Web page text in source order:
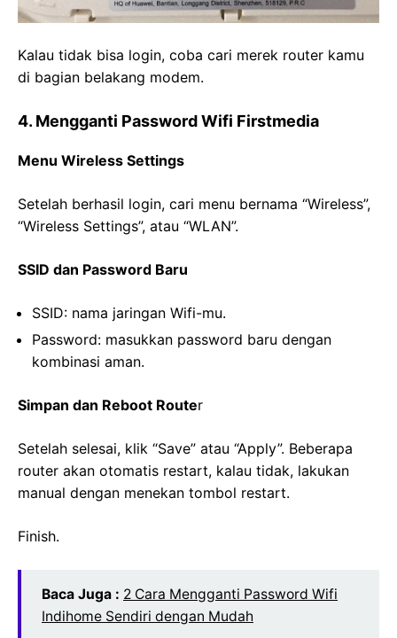
Kalau tidak bisa login, coba cari merek router kamu
di bagian belakang modem.
4. Mengganti Password Wifi Firstmedia
Menu Wireless Settings
Setelah berhasil login, cari menu bernama “Wireless”,
“Wireless Settings”, atau “WLAN”.
SSID dan Password Baru
SSID: nama jaringan Wifi-mu.
Password: masukkan password baru dengan
kombinasi aman.
Simpan dan Reboot Router
Setelah selesai, klik “Save” atau “Apply”. Beberapa
router akan otomatis restart, kalau tidak, lakukan
manual dengan menekan tombol restart.
Finish.
Baca Juga : 2 Cara Mengganti Password Wifi
Indihome Sendiri dengan Mudah